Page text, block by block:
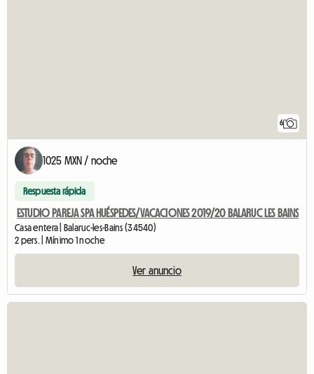
6
1025 MXN / noche
Respuesta rápida
ESTUDIO PAREJA SPA HUÉSPEDES/VACACIONES 2019/20 BALARUC LES BAINS
Casa entera | Balaruc-les-Bains (34540)
2 pers. | Mínimo 1 noche
Ver anuncio